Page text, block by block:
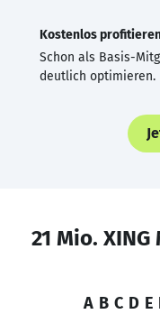
Kostenlos
Schon als Basis-
deutlich optimieren.
21 Mio.
A B C D E